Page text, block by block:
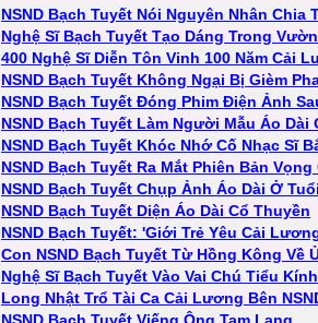
NSND Bạch Tuyết Nói Nguyên Nhân Chia
Nghệ Sĩ Bạch Tuyết Tạo Dáng Trong
400 Nghệ Sĩ Diễn Tôn Vinh 100 Năm Cải
NSND Bạch Tuyết Không Ngại Bị Gièm
NSND Bạch Tuyết Đóng Phim Điện Ảnh
NSND Bạch Tuyết Làm Người Mẫu Áo Dài
NSND Bạch Tuyết Khóc Nhớ Cố Nhạc Sĩ
NSND Bạch Tuyết Ra Mắt Phiên Bản Vọng
NSND Bạch Tuyết Chụp Ảnh Áo Dài Ở
NSND Bạch Tuyết Diện Áo Dài Cổ Thuyền
NSND Bạch Tuyết: 'Giới Trẻ Yêu Cải
Con NSND Bạch Tuyết Từ Hồng Kông Về
Nghệ Sĩ Bạch Tuyết Vào Vai Chú Tiểu
Long Nhật Trổ Tài Ca Cải Lương Bên